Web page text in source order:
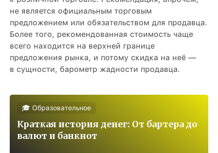
не является официальным торговым
предложением или обязательством для продавца.
Более того, рекомендованная стоимость чаще
всего находится на верхней границе
предложения рынка, и потому скидка на неё —
в сущности, барометр жадности продавца.
🎓 Образовательное
Краткая история денег: От бартера до
валют и банкнот